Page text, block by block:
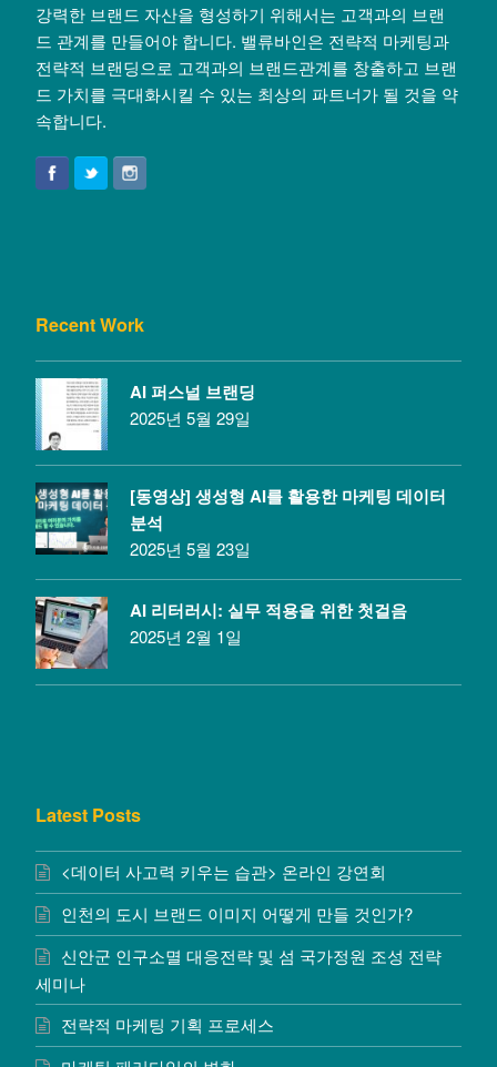
강력한 브랜드 자산을 형성하기 위해서는 고객과의 브랜
드 관계를 만들어야 합니다. 밸류바인은 전략적 마케팅과
전략적 브랜딩으로 고객과의 브랜드관계를 창출하고 브랜
드 가치를 극대화시킬 수 있는 최상의 파트너가 될 것을 약
속합니다.
Recent Work
AI 퍼스널 브랜딩
2025년 5월 29일
[동영상] 생성형 AI를 활용한 마케팅 데이터
분석
2025년 5월 23일
AI 리터러시: 실무 적용을 위한 첫걸음
2025년 2월 1일
Latest Posts
<데이터 사고력 키우는 습관> 온라인 강연회
인천의 도시 브랜드 이미지 어떻게 만들 것인가?
신안군 인구소멸 대응전략 및 섬 국가정원 조성 전략
세미나
전략적 마케팅 기획 프로세스